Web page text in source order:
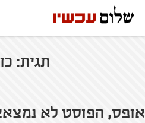
תגית:
אופס, הפוסט לא